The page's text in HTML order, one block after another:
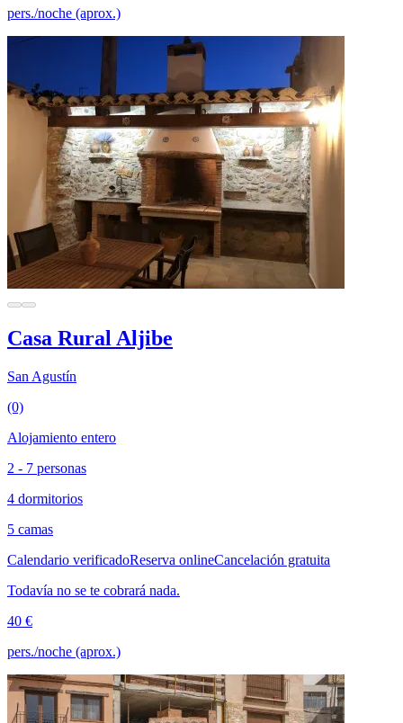
pers./noche (aprox.)
Casa Rural Aljibe
San Agustín
(0)
Alojamiento entero
2 - 7 personas
4 dormitorios
5 camas
Calendario verificadoReserva onlineCancelación gratuita
Todavía no se te cobrará nada.
40 €
pers./noche (aprox.)